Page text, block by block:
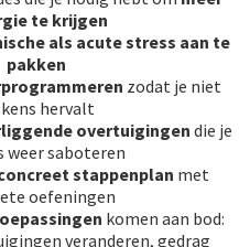
te krijgen
als acute stress aan te
pakken
zodat je niet
hervalt
overtuigingen die je
weer saboteren
stappenplan met
oefeningen
komen aan bod:
veranderen, gedrag